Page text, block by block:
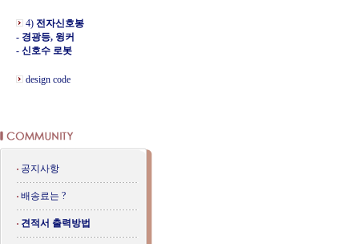
4) 전자신호봉
- 경광등, 윙커
- 신호수 로봇
design code
공지사항
배송료는 ?
견적서 출력방법